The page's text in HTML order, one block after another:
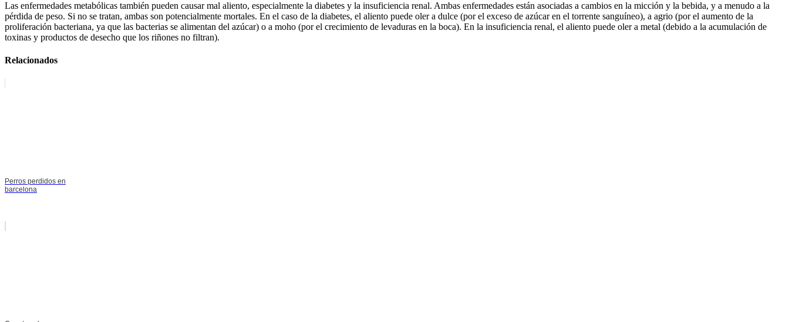
Las enfermedades metabólicas también pueden causar mal aliento, especialmente la diabetes y la insuficiencia renal. Ambas enfermedades están asociadas a cambios en la micción y la bebida, y a menudo a la
pérdida de peso. Si no se tratan, ambas son potencialmente mortales. En el caso de la diabetes, el aliento puede oler a dulce (por el exceso de azúcar en el torrente sanguíneo), a agrio (por el aumento de la
proliferación bacteriana, ya que las bacterias se alimentan del azúcar) o a moho (por el crecimiento de levaduras en la boca). En la insuficiencia renal, el aliento puede oler a metal (debido a la acumulación de
toxinas y productos de desecho que los riñones no filtran).
Relacionados
Perros perdidos en
barcelona